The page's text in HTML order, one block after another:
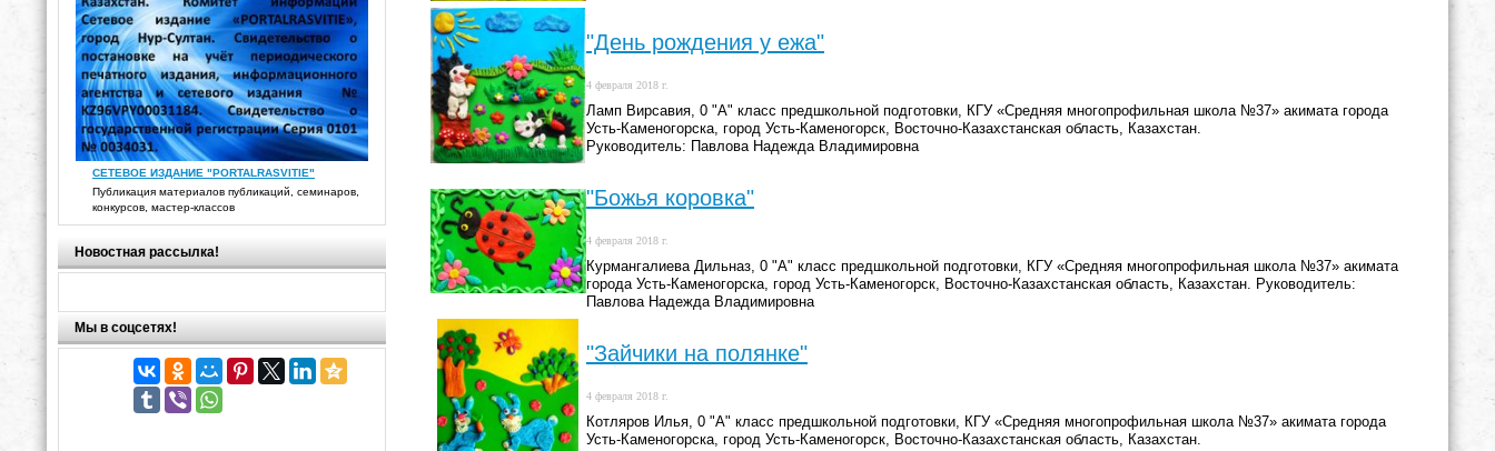
СЕТЕВОЕ ИЗДАНИЕ "PORTALRASVITIE"
Публикация материалов публикаций, семинаров,
конкурсов, мастер-классов
Новостная рассылка!
Мы в соцсетях!
"День рождения у ежа"
4 февраля 2018 г.
Ламп Вирсавия, 0 "А" класс предшкольной подготовки, КГУ «Средняя многопрофильная школа №37» акимата города
Усть-Каменогорска, город Усть-Каменогорск, Восточно-Казахстанская область, Казахстан.
Руководитель: Павлова Надежда Владимировна
"Божья коровка"
4 февраля 2018 г.
Курмангалиева Дильназ, 0 "А" класс предшкольной подготовки, КГУ «Средняя многопрофильная школа №37» акимата
города Усть-Каменогорска, город Усть-Каменогорск, Восточно-Казахстанская область, Казахстан. Руководитель:
Павлова Надежда Владимировна
"Зайчики на полянке"
4 февраля 2018 г.
Котляров Илья, 0 "А" класс предшкольной подготовки, КГУ «Средняя многопрофильная школа №37» акимата города
Усть-Каменогорска, город Усть-Каменогорск, Восточно-Казахстанская область, Казахстан.